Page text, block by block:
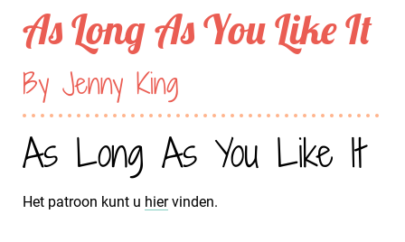
As Long As You Like It
By Jenny King
As Long As You Like It
Het patroon kunt u hiervinden.